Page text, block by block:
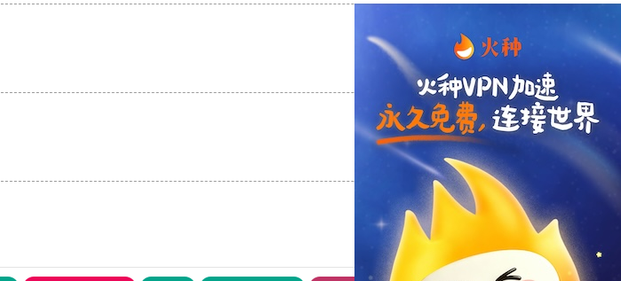
支持 反对
[0]